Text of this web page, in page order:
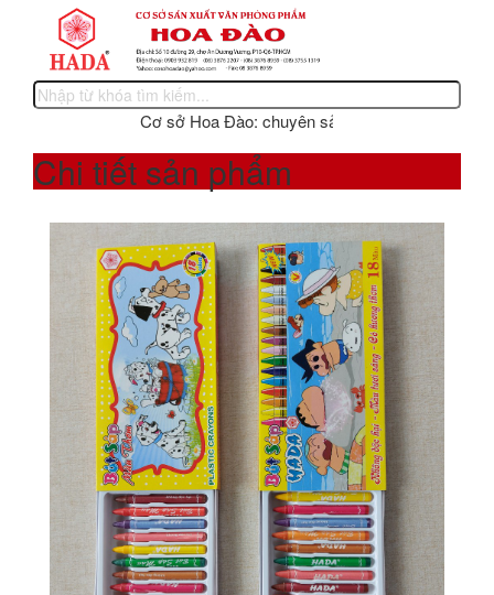
Cơ sở Hoa Đào: chuyên sản xuất các sản phẩm
Chi tiết sản phẩm